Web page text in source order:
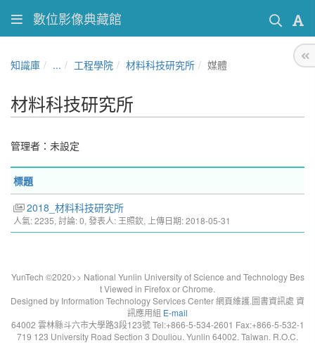
數位影像典藏館
知識庫 ... 工程學院 材料科技研究所 媒體
材料科技研究所
管理者：未設定
標題
2018_材料科技研究所
人氣: 2235, 討論: 0, 發表人: 王照欽, 上傳日期: 2018-05-31
YunTech ©2020>> National Yunlin University of Science and Technology Bes
t Viewed in Firefox or Chrome.
Designed by Information Technology Services Center 網頁維護.圖書資訊處 資
訊應用組 E-mail
64002 雲林縣斗六市大學路3段123號 Tel:+866-5-534-2601 Fax:+866-5-532-1
719 123 University Road Section 3 Douliou. Yunlin 64002. Taiwan. R.O.C.